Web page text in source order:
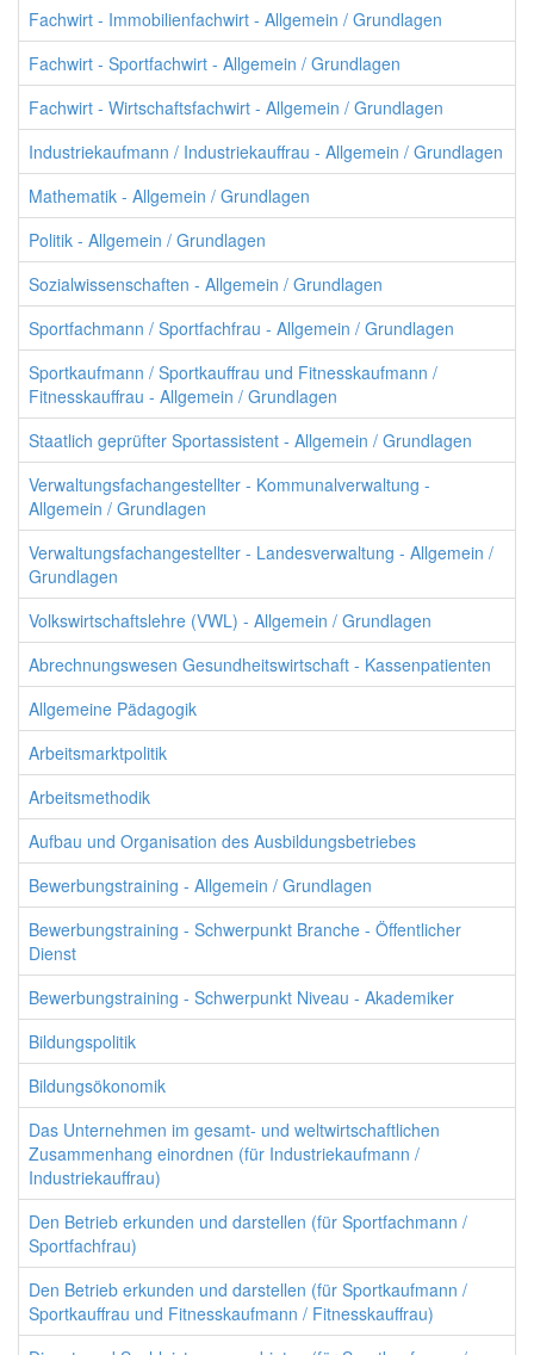
Fachwirt - Immobilienfachwirt - Allgemein / Grundlagen
Fachwirt - Sportfachwirt - Allgemein / Grundlagen
Fachwirt - Wirtschaftsfachwirt - Allgemein / Grundlagen
Industriekaufmann / Industriekauffrau - Allgemein / Grundlagen
Mathematik - Allgemein / Grundlagen
Politik - Allgemein / Grundlagen
Sozialwissenschaften - Allgemein / Grundlagen
Sportfachmann / Sportfachfrau - Allgemein / Grundlagen
Sportkaufmann / Sportkauffrau und Fitnesskaufmann /
Fitnesskauffrau - Allgemein / Grundlagen
Staatlich geprüfter Sportassistent - Allgemein / Grundlagen
Verwaltungsfachangestellter - Kommunalverwaltung -
Allgemein / Grundlagen
Verwaltungsfachangestellter - Landesverwaltung - Allgemein /
Grundlagen
Volkswirtschaftslehre (VWL) - Allgemein / Grundlagen
Abrechnungswesen Gesundheitswirtschaft - Kassenpatienten
Allgemeine Pädagogik
Arbeitsmarktpolitik
Arbeitsmethodik
Aufbau und Organisation des Ausbildungsbetriebes
Bewerbungstraining - Allgemein / Grundlagen
Bewerbungstraining - Schwerpunkt Branche - Öffentlicher
Dienst
Bewerbungstraining - Schwerpunkt Niveau - Akademiker
Bildungspolitik
Bildungsökonomik
Das Unternehmen im gesamt- und weltwirtschaftlichen
Zusammenhang einordnen (für Industriekaufmann /
Industriekauffrau)
Den Betrieb erkunden und darstellen (für Sportfachmann /
Sportfachfrau)
Den Betrieb erkunden und darstellen (für Sportkaufmann /
Sportkauffrau und Fitnesskaufmann / Fitnesskauffrau)